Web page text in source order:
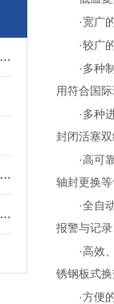
螺杆式制冷机组的节能设计与优化策略
复叠式制冷机组主要应用于哪些领域？
复叠式制冷机组与单级制冷机组相比有哪些优势？
· 宽广
·较广
· 多种
用符合国
· 多种
封闭活塞
· 高可
轴封更换
·全自
报警与记
· 高效
锈钢板式
·方便